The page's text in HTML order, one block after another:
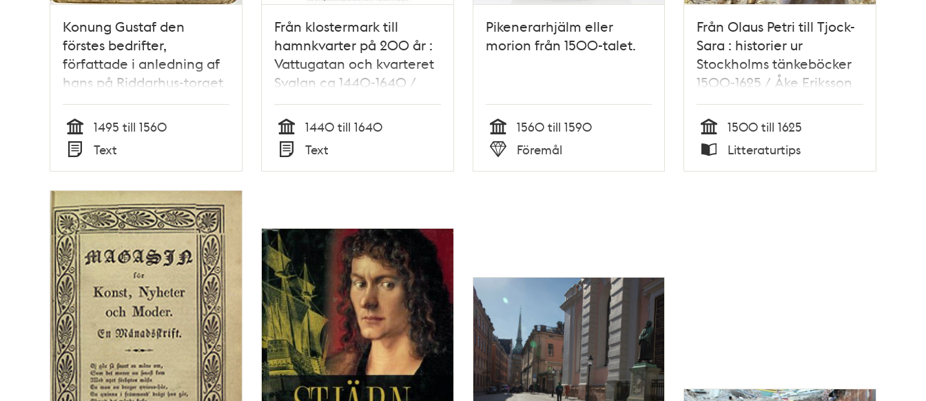
Konung Gustaf den
förstes bedrifter,
författade i anledning af
hans på Riddarhus-torget
i Stockholm upresta bild,
1774 / Jonas Hallström
Tid
1495 till 1560
Text
Från klostermark till
hamnkvarter på 200 år :
Vattugatan och kvarteret
Svalan ca 1440-1640 /
Michél Carlsson & John
Hedlund ; med bidrag av
Marcus Hjulhammar ...
Tid
1440 till 1640
Text
Pikenerarhjälm eller
morion från 1500-talet.
Tid
1560 till 1590
Föremål
Från Olaus Petri till Tjock-
Sara : historier ur
Stockholms tänkeböcker
1500-1625 / Åke Eriksson
Tid
1500 till 1625
Litteraturtips